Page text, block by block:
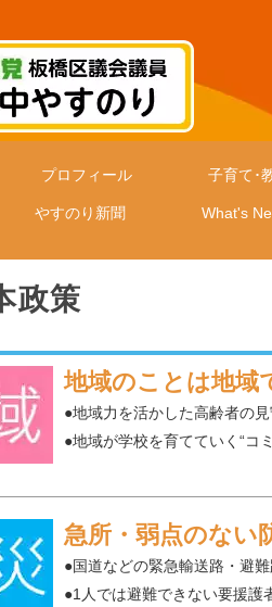
プロフィール 子育て･
やすのり新聞 What's
政策
地域のことは地域
●地域力を活かした高齢者の
●地域が学校を育てていく“コ
急所・弱点のない
●国道などの緊急輸送路・避
●1人では避難できない要援護